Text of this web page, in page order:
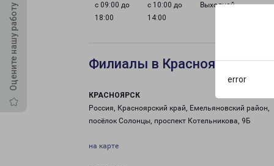
error
Оцените нашу работу
с 09:00 до
18:00
с 10:00 до
14:00
Выходной
Филиалы в Красноярске
КРАСНОЯРСК
Россия, Красноярский край, Емельяновский район,
посёлок Солонцы, проспект Котельникова, 9Б
на карте